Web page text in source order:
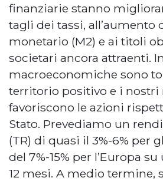
finanziarie stanno
tagli dei tassi, all’aumento
monetario (M2) e ai titoli
societari ancora attraenti.
macroeconomiche sono
territorio positivo e i nostri
favoriscono le azioni
Stato. Prevediamo un
(TR) di quasi il 3%-6% per
del 7%-15% per l’Europa
12 mesi. A medio termine,